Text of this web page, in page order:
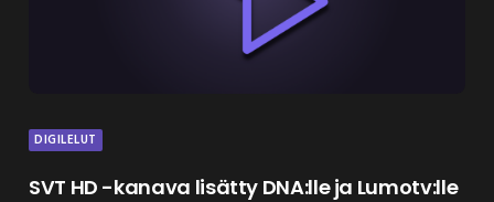
DIGILELUT
SVT HD -kanava lisätty DNA:lle ja Lumotv:lle